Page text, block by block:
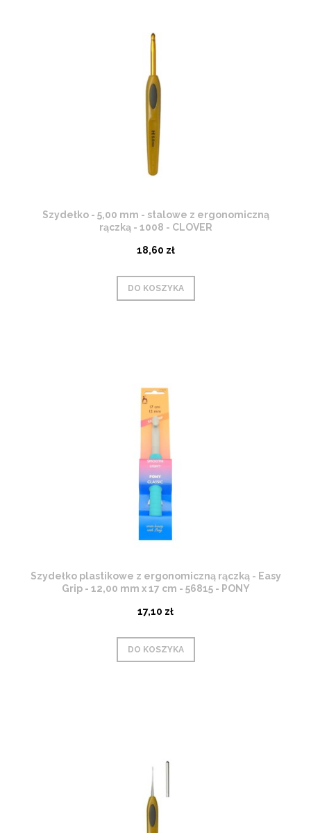
Szydełko - 5,00 mm - stalowe z ergonomiczną
rączką - 1008 - CLOVER
18,60 zł
DO KOSZYKA
Szydełko plastikowe z ergonomiczną rączką - Easy
Grip - 12,00 mm x 17 cm - 56815 - PONY
17,10 zł
DO KOSZYKA